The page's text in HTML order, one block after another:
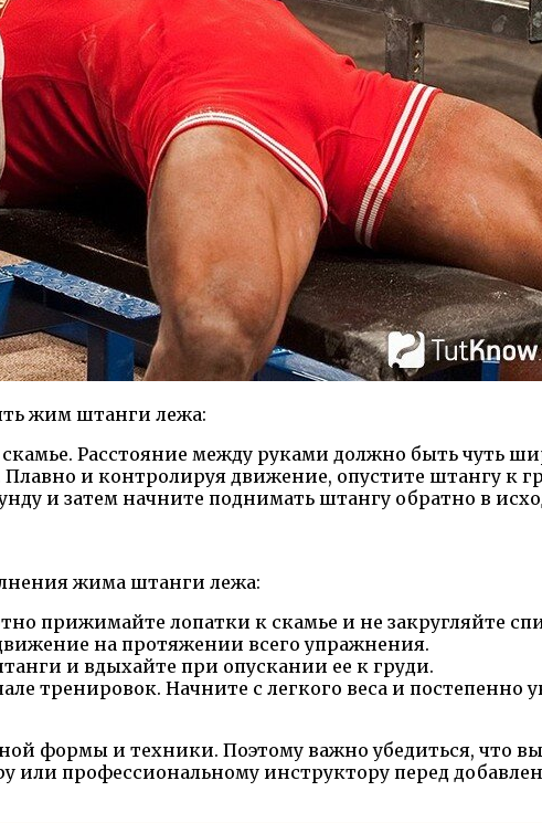
жим штанги лежа:
Расстояние между руками должно быть чуть
и контролируя движение, опустите штангу к
и затем начните поднимать штангу обратно в
жима штанги лежа:
прижимайте лопатки к скамье и не закругляйте
на протяжении всего упражнения.
и вдыхайте при опускании ее к груди.
тренировок. Начните с легкого веса и постепенно
формы и техники. Поэтому важно убедиться, что вы
или профессиональному инструктору перед